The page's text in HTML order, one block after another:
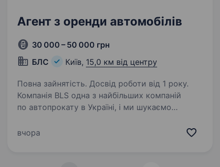
Агент з оренди автомобілів
30 000 – 50 000 грн
БЛС
Київ, 15,0 км від центру
Повна зайнятість. Досвід роботи від 1 року.
Компанія BLS одна з найбільших компаній
по автопрокату в Україні, і ми шукаємо
Наш центральний офіс знаходиться в Києві.
вчора